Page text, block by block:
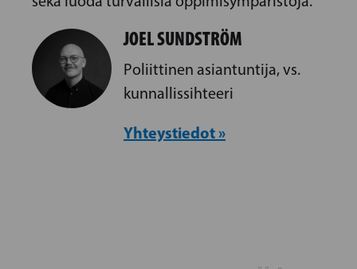
JOEL SUNDSTRÖM
Poliittinen asiantuntija, vs.
kunnallissihteeri
Yhteystiedot »